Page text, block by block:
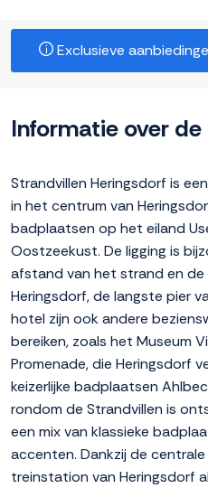
Exclusieve
Informatie over
Strandvillen Heringsdorf is
in het centrum van
badplaatsen op het eiland
Oostzeekust. De ligging is
afstand van het strand en de
Heringsdorf, de langste pier
hotel zijn ook andere
bereiken, zoals het Museum
Promenade, die Heringsdorf
keizerlijke badplaatsen
rondom de Strandvillen is
een mix van klassieke
accenten. Dankzij de
treinstation van Heringsdorf